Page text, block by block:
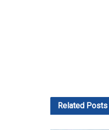
Related Posts